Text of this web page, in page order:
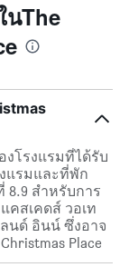
นThe
งโรงแรมที่ได้รับ
แรมและที่พัก
8.9 สำหรับการ
คสเคดส์ วอเท
นด์ อินน์ ซึ่งอาจ
Place